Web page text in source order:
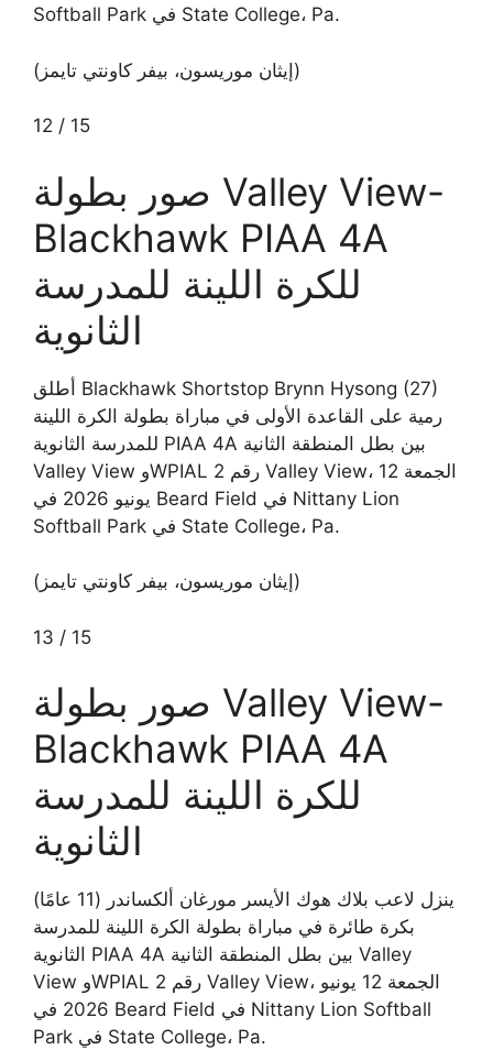
Softball Park في State College، Pa.
(إيثان موريسون، بيفر كاونتي تايمز)
12 / 15
صور بطولة Valley View-
Blackhawk PIAA 4A
للكرة اللينة للمدرسة
الثانوية
أطلق Blackhawk Shortstop Brynn Hysong (27)
رمية على القاعدة الأولى في مباراة بطولة الكرة اللينة
للمدرسة الثانوية PIAA 4A بين بطل المنطقة الثانية
Valley View وWPIAL رقم 2 Valley View، الجمعة 12
يونيو 2026 في Beard Field في Nittany Lion
Softball Park في State College، Pa.
(إيثان موريسون، بيفر كاونتي تايمز)
13 / 15
صور بطولة Valley View-
Blackhawk PIAA 4A
للكرة اللينة للمدرسة
الثانوية
ينزل لاعب بلاك هوك الأيسر مورغان ألكساندر (11 عامًا)
بكرة طائرة في مباراة بطولة الكرة اللينة للمدرسة
الثانوية PIAA 4A بين بطل المنطقة الثانية Valley
View وWPIAL رقم 2 Valley View، الجمعة 12 يونيو
2026 في Beard Field في Nittany Lion Softball
Park في State College، Pa.